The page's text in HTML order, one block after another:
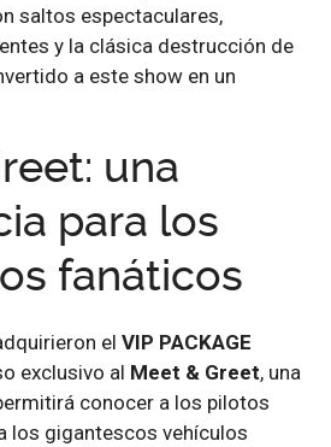
saltos espectaculares,
y la clásica destrucción de
a este show en un
una
para los
fanáticos
el VIP PACKAGE
exclusivo al Meet & Greet, una
conocer a los pilotos
los gigantescos vehículos